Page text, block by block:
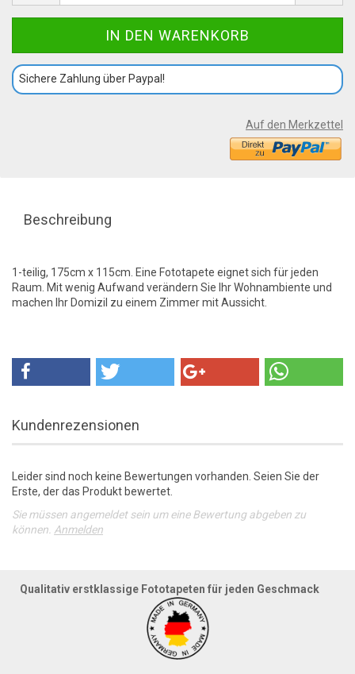
Sichere Zahlung über Paypal!
Auf den Merkzettel
Beschreibung
1-teilig, 175cm x 115cm. Eine Fototapete eignet sich für jeden
Raum. Mit wenig Aufwand verändern Sie Ihr Wohnambiente und
machen Ihr Domizil zu einem Zimmer mit Aussicht.
Kundenrezensionen
Leider sind noch keine Bewertungen vorhanden. Seien Sie der
Erste, der das Produkt bewertet.
Sie müssen angemeldet sein um eine Bewertung abgeben zu
können. Anmelden
Qualitativ erstklassige Fototapeten für jeden Geschmack